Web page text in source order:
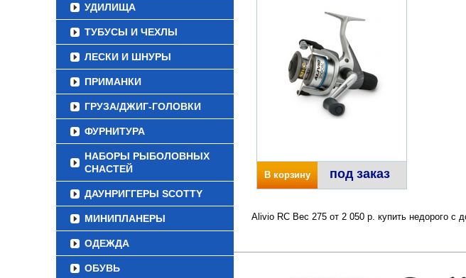
УДИЛИЩА
ТУБУСЫ И ЧЕХЛЫ
ЛЕСКИ И ШНУРЫ
ПРИМАНКИ
ГРУЗА/ДЖИГ-ГОЛОВКИ
ФУРНИТУРА
НАБОРЫ РЫБОЛОВНЫХ
СНАСТЕЙ
ДАУНРИГГЕРЫ SCOTTY
МИНИПЛАНЕРЫ
ОДЕЖДА
ОБУВЬ
В корзину под заказ
Alivio RC Вес 275 от 2 050 р. купить недорого с